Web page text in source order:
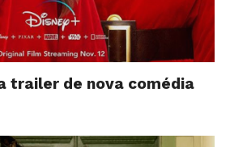
trailer de nova comédia